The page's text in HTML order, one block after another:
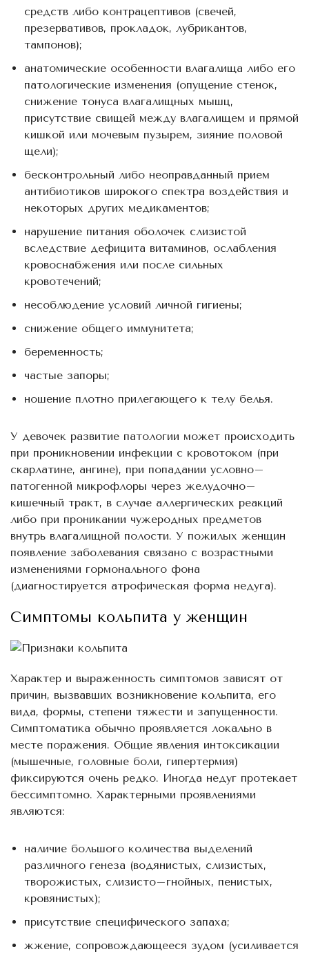
средств либо контрацептивов (свечей,
презервативов, прокладок, лубрикантов,
тампонов);
анатомические особенности влагалища либо его
патологические изменения (опущение стенок,
снижение тонуса влагалищных мышц,
присутствие свищей между влагалищем и прямой
кишкой или мочевым пузырем, зияние половой
щели);
бесконтрольный либо неоправданный прием
антибиотиков широкого спектра воздействия и
некоторых других медикаментов;
нарушение питания оболочек слизистой
вследствие дефицита витаминов, ослабления
кровоснабжения или после сильных
кровотечений;
несоблюдение условий личной гигиены;
снижение общего иммунитета;
беременность;
частые запоры;
ношение плотно прилегающего к телу белья.
У девочек развитие патологии может происходить
при проникновении инфекции с кровотоком (при
скарлатине, ангине), при попадании условно–
патогенной микрофлоры через желудочно–
кишечный тракт, в случае аллергических реакций
либо при проникании чужеродных предметов
внутрь влагалищной полости. У пожилых женщин
появление заболевания связано с возрастными
изменениями гормонального фона
(диагностируется атрофическая форма недуга).
Симптомы кольпита у женщин
Характер и выраженность симптомов зависят от
причин, вызвавших возникновение кольпита, его
вида, формы, степени тяжести и запущенности.
Симптоматика обычно проявляется локально в
месте поражения. Общие явления интоксикации
(мышечные, головные боли, гипертермия)
фиксируются очень редко. Иногда недуг протекает
бессимптомно. Характерными проявлениями
являются:
наличие большого количества выделений
различного генеза (водянистых, слизистых,
творожистых, слизисто–гнойных, пенистых,
кровянистых);
присутствие специфического запаха;
жжение, сопровождающееся зудом (усиливается